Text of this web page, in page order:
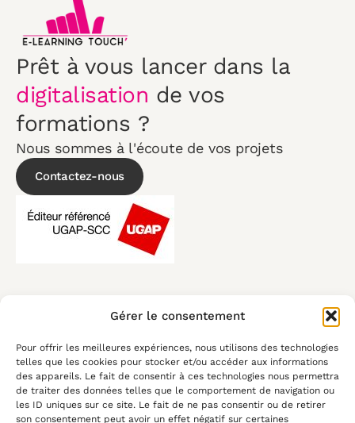
Gérer le consentement
Pour offrir les meilleures expériences, nous utilisons des technologies
telles que les cookies pour stocker et/ou accéder aux informations
des appareils. Le fait de consentir à ces technologies nous permettra
de traiter des données telles que le comportement de navigation ou
les ID uniques sur ce site. Le fait de ne pas consentir ou de retirer
son consentement peut avoir un effet négatif sur certaines
Prêt à vous lancer dans la
digitalisation de vos
formations ?
Nous sommes à l'écoute de vos projets
Contactez-nous
+33 9 72 46 54 96
Email
contact@elearningtouch.com
Du lundi au vendredi :
8:30-17:30